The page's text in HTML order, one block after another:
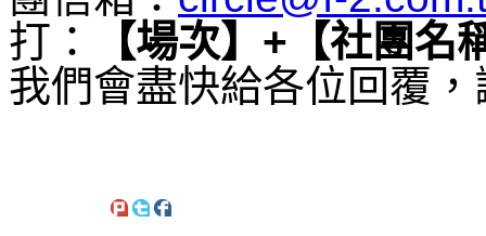
打：
【場次】+【社團名
我們會盡快給各位回覆，